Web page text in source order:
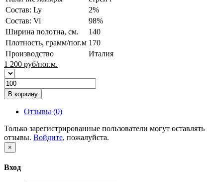
Состав: Ly
2%
Состав: Vi
98%
Ширина полотна, см.
140
Плотность, грамм/пог.м 170
Производство
Италия
1 200 руб/пог.м.
В корзину
Отзывы (0)
Только зарегистрированные пользователи могут оставлять
отзывы. Войдите, пожалуйста.
×
Вход